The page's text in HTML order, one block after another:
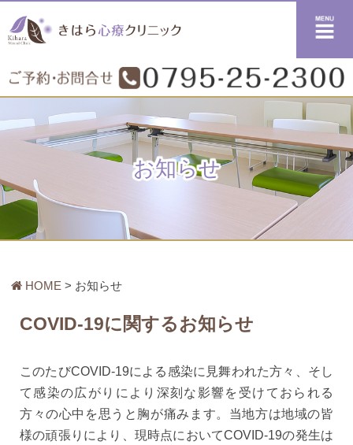
お知らせ
HOME お知らせ
COVID-19に関するお知らせ
このたびCOVID-19による感染に見舞われた方々、そし
て感染の広がりにより深刻な影響を受けておられる
方々の心中を思うと胸が痛みます。当地方は地域の皆
様の頑張りにより、現時点においてCOVID-19の発生は